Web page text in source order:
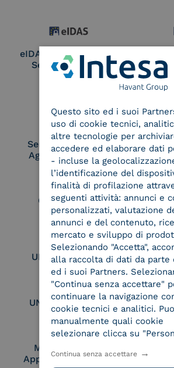
eIDAS Qualified Trust
Service Provider
Service Provider e
Aggregatore SPID
Conservatore
qualificato
UNI
UNI EN ISO 9001 UNI
UNI EN ISO 27017 UNI
Membro Adobe
Approved Trust List
Questo sito ed i suoi
uso di cookie tecnici,
altre tecnologie per
accedere ed elaborare dati
- incluse la
l’identificazione del
finalità di profilazione
seguenti attività: annunci e
personalizzati, valutazione
annunci e del contenuto,
mercato e sviluppo di
Selezionando "Accetta",
alla raccolta di dati da parte
ed i suoi Partners.
"Continua senza accettare"
continuare la navigazione
cookie tecnici e analitici.
manualmente quali cookie
selezionare clicca su
Continua senza accettare